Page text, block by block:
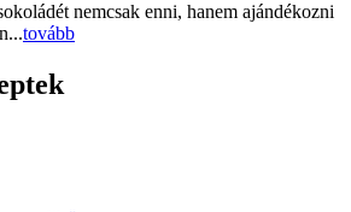
nemcsak enni, hanem ajándékozni
tovább